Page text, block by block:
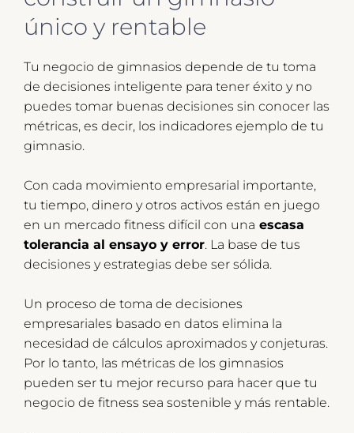
único y rentable
Tu negocio de gimnasios depende de tu toma
de decisiones inteligente para tener éxito y no
puedes tomar buenas decisiones sin conocer las
métricas, es decir, los indicadores ejemplo de tu
gimnasio.
Con cada movimiento empresarial importante,
tu tiempo, dinero y otros activos están en juego
en un mercado fitness difícil con una escasa
tolerancia al ensayo y error. La base de tus
decisiones y estrategias debe ser sólida.
Un proceso de toma de decisiones
empresariales basado en datos elimina la
necesidad de cálculos aproximados y conjeturas.
Por lo tanto, las métricas de los gimnasios
pueden ser tu mejor recurso para hacer que tu
negocio de fitness sea sostenible y más rentable.